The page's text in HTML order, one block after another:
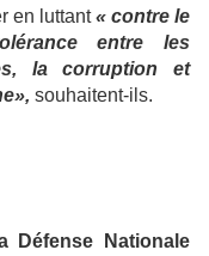
en luttant« contre le
entre les
la corruption et
souhaitent-ils.
Défense Nationale